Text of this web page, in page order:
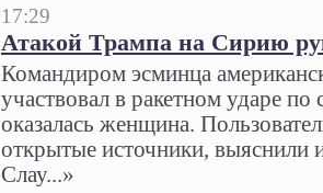
17:29
Атакой Трампа на Сирию
Командиром эсминца
участвовал в ракетном ударе
оказалась женщина.
открытые источники, выяснили
Слау...»